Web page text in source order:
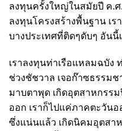
ลงทุนครั้งใหญ่ในสมัยปี ค.ศ
ลงทุนโครงสร้างพื้นฐาน เร
บางประเทศที่ติดๆดับๆ อันนี้
เราลงทุนท่าเรือแหลมฉบัง
ช่วงชัชวาล เจอก๊าซธรรมช
มาบตาพุด เกิดอุตสาหกรร
ออก เราก็ไปแค่ภาคตะวัน
ซึ่งแน่นแล้ว เกิดนิคมอุตสา